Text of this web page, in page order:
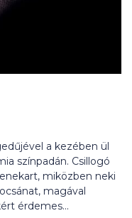
a kezében ül
színpadán. Csillogó
miközben neki
magával
érdemes...